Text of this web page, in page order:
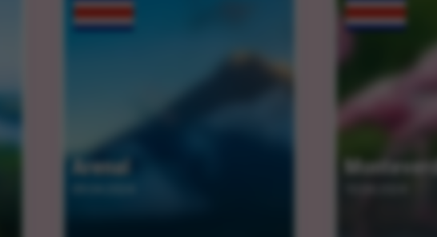
Arenal